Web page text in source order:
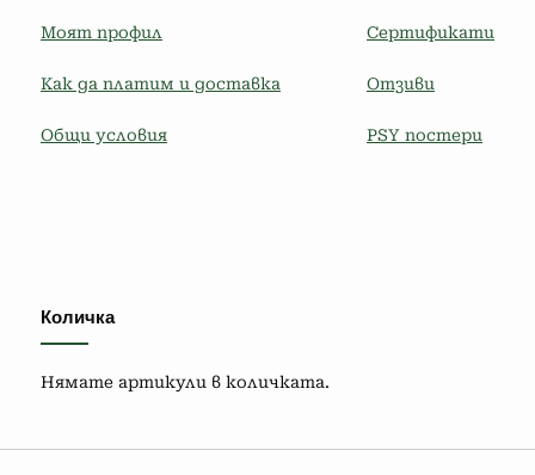
Моят профил
Как да платим и доставка
Общи условия
Сертификати
Отзиви
PSY постери
Количка
Нямате артикули в количката.